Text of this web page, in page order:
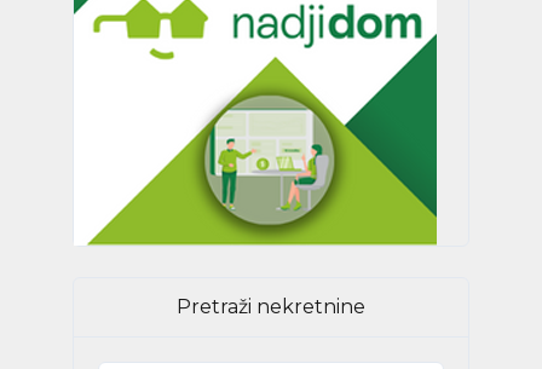
Pretraži nekretnine